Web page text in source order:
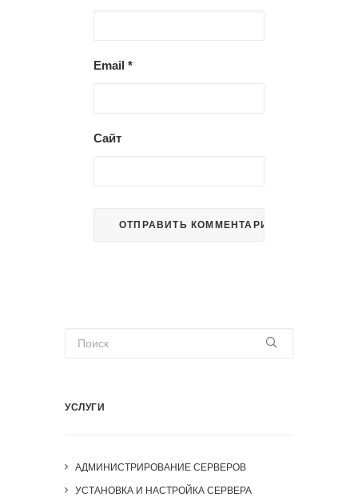
Email *
Сайт
УСЛУГИ
АДМИНИСТРИРОВАНИЕ СЕРВЕРОВ
УСТАНОВКА И НАСТРОЙКА СЕРВЕРА